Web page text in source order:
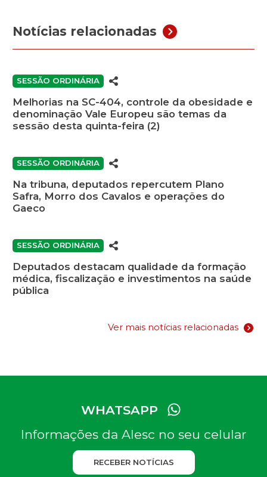
Notícias relacionadas
SESSÃO ORDINÁRIA
Melhorias na SC-404, controle da obesidade e
denominação Vale Europeu são temas da
sessão desta quinta-feira (2)
SESSÃO ORDINÁRIA
Na tribuna, deputados repercutem Plano
Safra, Morro dos Cavalos e operações do
Gaeco
SESSÃO ORDINÁRIA
Deputados destacam qualidade da formação
médica, fiscalização e investimentos na saúde
pública
Ver mais notícias relacionadas
WHATSAPP
Informações da Alesc no seu celular
RECEBER NOTÍCIAS